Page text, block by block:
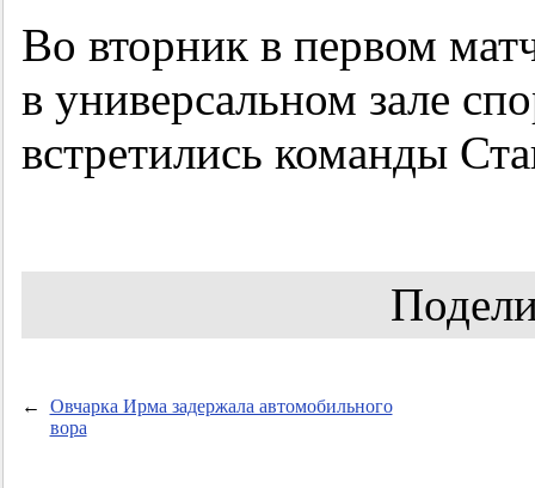
Во вторник в первом
в универсальном зале
встретились команды
←
Овчарка Ирма задержала автомобильного
вора